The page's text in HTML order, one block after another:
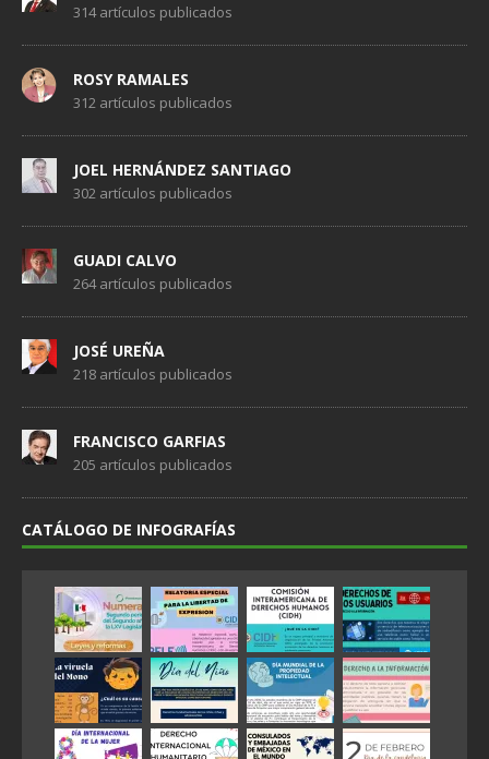
314 artículos publicados
ROSY RAMALES
312 artículos publicados
JOEL HERNÁNDEZ SANTIAGO
302 artículos publicados
GUADI CALVO
264 artículos publicados
JOSÉ UREÑA
218 artículos publicados
FRANCISCO GARFIAS
205 artículos publicados
CATÁLOGO DE INFOGRAFÍAS